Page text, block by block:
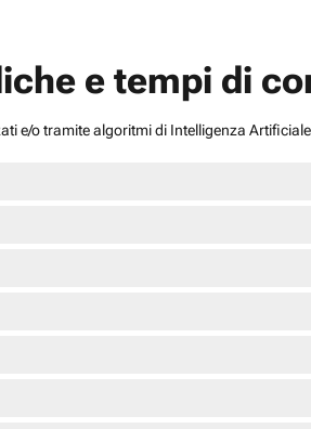
e tempi di
e/o tramite algoritmi di Intelligenza